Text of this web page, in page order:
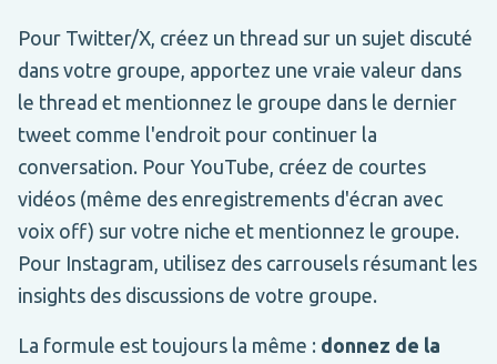
Pour Twitter/X, créez un thread sur un sujet discuté
dans votre groupe, apportez une vraie valeur dans
le thread et mentionnez le groupe dans le dernier
tweet comme l'endroit pour continuer la
conversation. Pour YouTube, créez de courtes
vidéos (même des enregistrements d'écran avec
voix off) sur votre niche et mentionnez le groupe.
Pour Instagram, utilisez des carrousels résumant les
insights des discussions de votre groupe.
La formule est toujours la même : donnez de la